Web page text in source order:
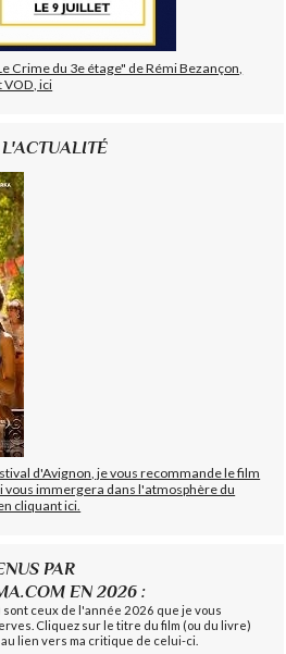
Crime du 3e étage" de Rémi Bezançon,
VOD, ici
d'Avignon, je vous recommande le film
vous immergera dans l'atmosphère du
cliquant ici.
PAR
EN 2026 :
ceux de l'année 2026 que je vous
Cliquez sur le titre du film (ou du livre)
lien vers ma critique de celui-ci.